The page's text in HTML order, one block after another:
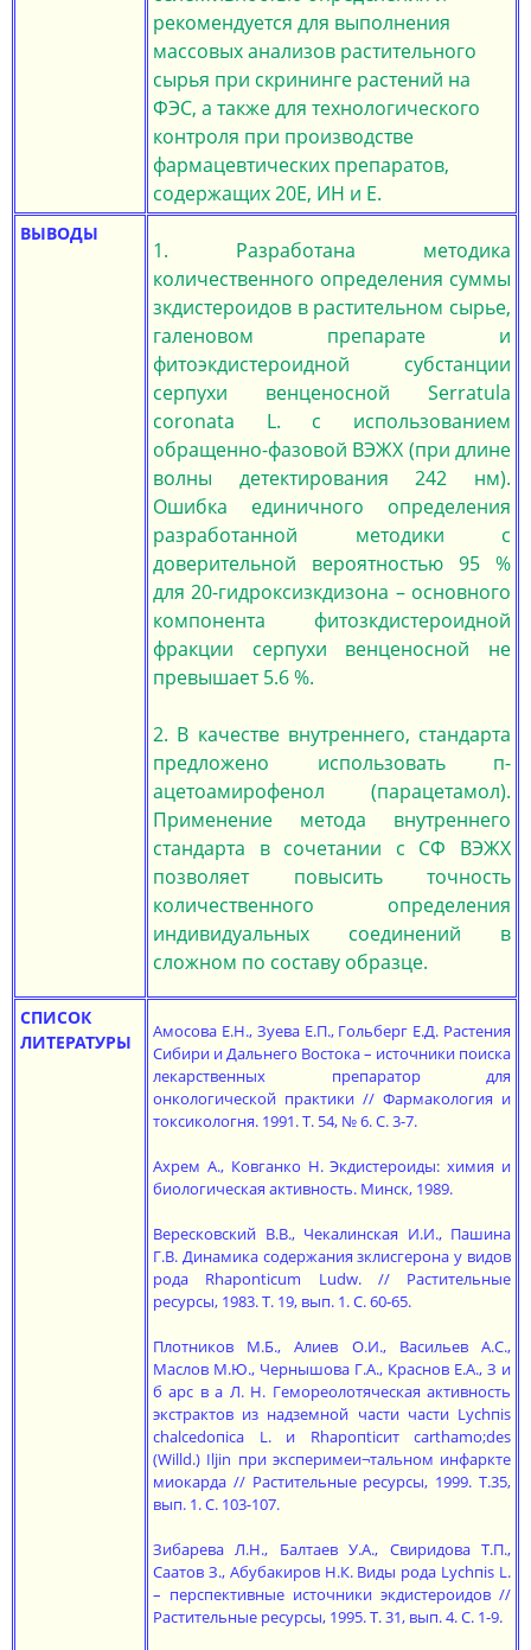
рекомендуется для выполнения
массовых анализов растительного
сырья при скрининге растений на
ФЭС, а также для технологического
контроля при производстве
фармацевтических препаратов,
содержащих 20Е, ИН и Е.
ВЫВОДЫ
1. Разработана методика
количественного определения суммы
зкдистероидов в растительном сырье,
галеновом препарате и
фитоэкдистероидной субстанции
серпухи венценосной Serratula
coronata L. с использованием
обращенно-фазовой ВЭЖХ (при длине
волны детектирования 242 нм).
Ошибка единичного определения
разработанной методики с
доверительной вероятностью 95 %
для 20-гидроксизкдизона – основного
компонента фитозкдистероидной
фракции серпухи венценосной не
превышает 5.6 %.
2. В качестве внутреннего, стандарта
предложено использовать п-
ацетоамирофенол (парацетамол).
Применение метода внутреннего
стандарта в сочетании с СФ ВЭЖХ
позволяет повысить точность
количественного определения
индивидуальных соединений в
сложном по составу образце.
СПИСОК
ЛИТЕРАТУРЫ
Амосова Е.Н., Зуева Е.П., Гольберг Е.Д. Растения
Сибири и Дальнего Востока – источники поиска
лекарственных препаратор для
онкологической практики // Фармакология и
токсикологня. 1991. Т. 54, № 6. С. 3-7.
Ахрем А., Ковганко Н. Экдистероиды: химия и
биологическая активность. Минск, 1989.
Вересковский В.В., Чекалинская И.И., Пашина
Г.В. Динамика содержания зклисгерона у видов
рода Rhaponticum Ludw. // Растительные
ресурсы, 1983. Т. 19, вып. 1. С. 60-65.
Плотников М.Б., Алиев О.И., Васильев А.С.,
Маслов М.Ю., Чернышова Г.А., Краснов Е.А., З и
б арс в а Л. Н. Гемореолотяческая активность
экстрактов из надземной части части Lychпis
chalcedoпica L. и Rhapoпticит carthamo;des
(Willd.) Iljin при эксперимеи¬тальном инфаркте
миокарда // Растительные ресурсы, 1999. Т.35,
вып. 1. С. 103-107.
Зибарева Л.Н., Балтаев У.А., Свиридова Т.П.,
Саатов З., Абубакиров Н.К. Виды рода Lychпis L.
– перспективные источники экдистероидов //
Растительные ресурсы, 1995. Т. 31, вып. 4. С. 1-9.